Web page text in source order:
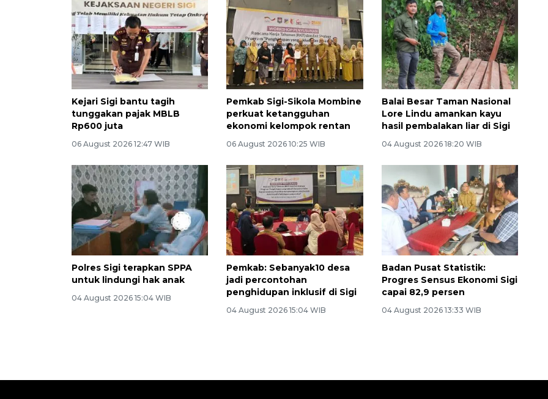
Kejari Sigi bantu tagih
tunggakan pajak MBLB
Rp600 juta
06 August 2026 12:47 WIB
Pemkab Sigi-Sikola Mombine
perkuat ketangguhan
ekonomi kelompok rentan
06 August 2026 10:25 WIB
Balai Besar Taman Nasional
Lore Lindu amankan kayu
hasil pembalakan liar di Sigi
04 August 2026 18:20 WIB
Polres Sigi terapkan SPPA
untuk lindungi hak anak
04 August 2026 15:04 WIB
Pemkab: Sebanyak10 desa
jadi percontohan
penghidupan inklusif di Sigi
04 August 2026 15:04 WIB
Badan Pusat Statistik:
Progres Sensus Ekonomi Sigi
capai 82,9 persen
04 August 2026 13:33 WIB